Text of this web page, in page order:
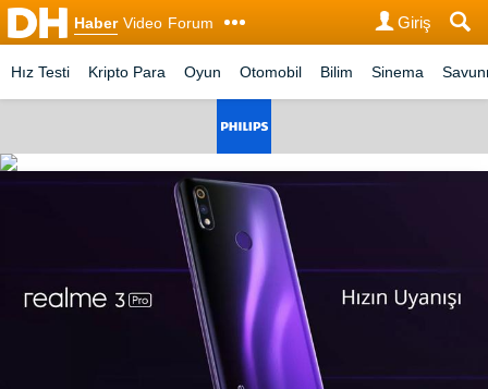
Haber Video Forum Giriş
Hız Testi Kripto Para Oyun Otomobil Bilim Sinema